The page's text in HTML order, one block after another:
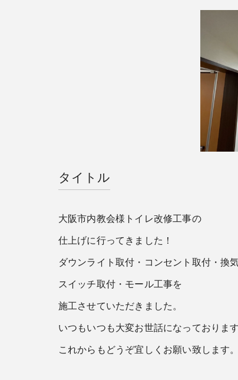
タイトル
大阪市内教会様トイレ改修工事の
仕上げに行ってきました！
ダウンライト取付・コンセント取付・換
スイッチ取付・モール工事を
施工させていただきました。
いつもいつも大変お世話になっております
これからもどうぞ宜しくお願い致します。